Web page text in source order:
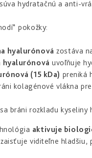
hydratačnú a anti-
pokožky:
hyalurónová zostáva
hyalurónová uvoľňuje
(15 kDa) preniká
kolagénové vlákna
bráni rozkladu
aktivuje
viditeľne hladšiu,